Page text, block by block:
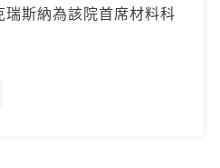
瑞斯納為該院首席材料科